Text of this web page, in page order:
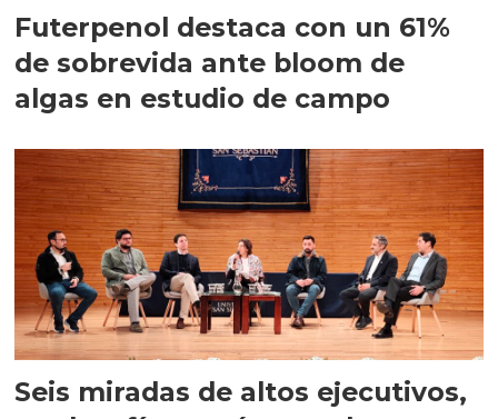
Futerpenol destaca con un 61%
de sobrevida ante bloom de
algas en estudio de campo
Seis miradas de altos ejecutivos,